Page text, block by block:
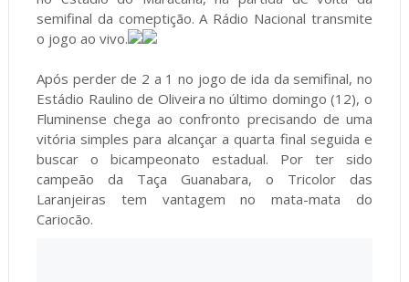
semifinal da comeptição. A Rádio Nacional transmite
o jogo ao vivo.
Após perder de 2 a 1 no jogo de ida da semifinal, no
Estádio Raulino de Oliveira no último domingo (12), o
Fluminense chega ao confronto precisando de uma
vitória simples para alcançar a quarta final seguida e
buscar o bicampeonato estadual. Por ter sido
campeão da Taça Guanabara, o Tricolor das
Laranjeiras tem vantagem no mata-mata do
Cariocão.